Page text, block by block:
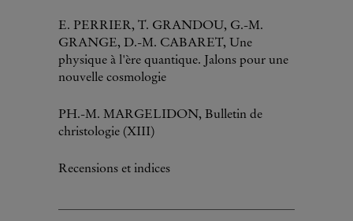
E. PERRIER, T. GRANDOU, G.-M.
GRANGE, D.-M. CABARET, Une
physique à l'ère quantique. Jalons pour une
nouvelle cosmologie
PH.-M. MARGELIDON, Bulletin de
christologie (XIII)
Recensions et indices